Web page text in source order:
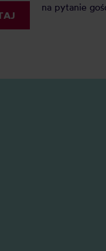
na pytanie
mleko do